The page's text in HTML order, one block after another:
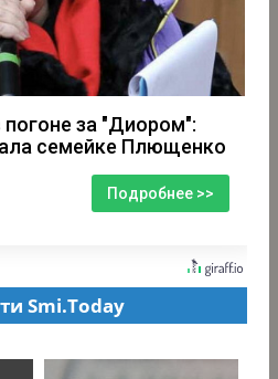
за "Диором":
семейке Плющенко
Подробнее >>